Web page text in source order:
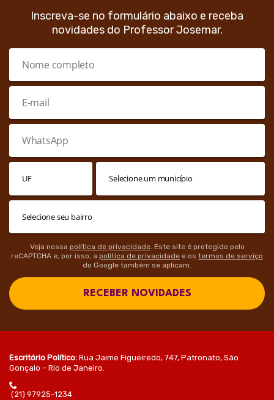
Inscreva-se no formulário abaixo e receba
novidades do Professor Josemar.
Veja nossa política de privacidade. Este site é protegido pelo
reCAPTCHA e, por isso, a política de privacidade e os termos de serviço
do Google também se aplicam.
RECEBER NOVIDADES
Escritório Político: Rua Jaime Figueiredo, 747, Patronato, São
Gonçalo – Rio de Janeiro.
(21) 97925-1234